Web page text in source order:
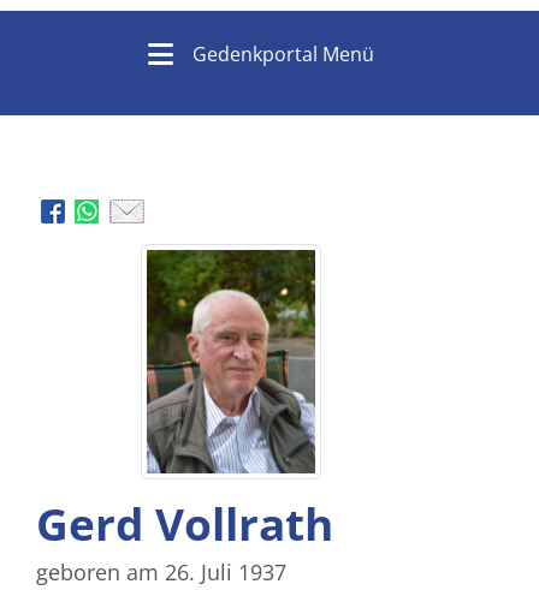
Gedenkportal Menü
Gerd Vollrath
geboren am 26. Juli 1937